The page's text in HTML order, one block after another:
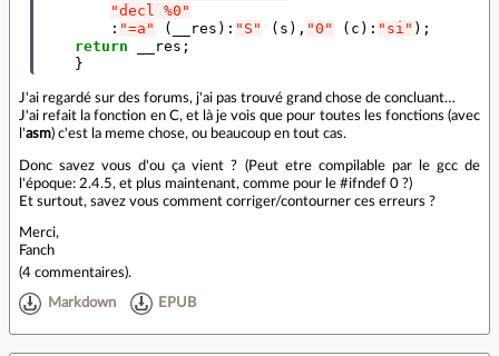
"decl %0"
: "=a" ( __res ) : "S" ( s ), "0" ( c ) : "si" );
return
__res ;
}
J'ai regardé sur des forums, j'ai pas trouvé grand chose de concluant…
J'ai refait la fonction en C, et là je vois que pour toutes les fonctions (avec
l'asm) c'est la meme chose, ou beaucoup en tout cas.
Donc savez vous d'ou ça vient ? (Peut etre compilable par le gcc de
l'époque: 2.4.5, et plus maintenant, comme pour le #ifndef 0 ?)
Et surtout, savez vous comment corriger/contourner ces erreurs ?
Merci,
Fanch
(4 commentaires).
Markdown EPUB